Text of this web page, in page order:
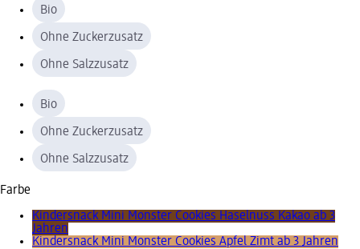
Bio
Ohne Zuckerzusatz
Ohne Salzzusatz
Bio
Ohne Zuckerzusatz
Ohne Salzzusatz
Farbe
Kindersnack Mini Monster Cookies Haselnuss Kakao ab 3
Jahren
Kindersnack Mini Monster Cookies Apfel Zimt ab 3 Jahren